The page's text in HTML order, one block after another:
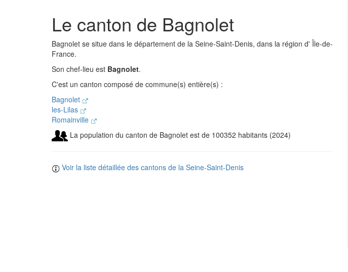
Le canton de Bagnolet
Bagnolet se situe dans le département de la Seine-Saint-Denis, dans la région d' Île-de-
France.
Son chef-lieu est Bagnolet.
C'est un canton composé de commune(s) entière(s) :
Bagnolet
les-Lilas
Romainville
La population du canton de Bagnolet est de 100352 habitants (2024)
Voir la liste détaillée des cantons de la Seine-Saint-Denis